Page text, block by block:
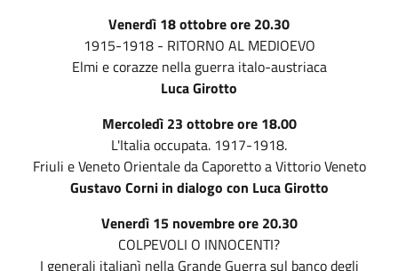
Venerdì 18 ottobre ore 20.30
1915-1918 - RITORNO AL MEDIOEVO
Elmi e corazze nella guerra italo-austriaca
Luca Girotto
Mercoledì 23 ottobre ore 18.00
L'Italia occupata. 1917-1918.
Friuli e Veneto Orientale da Caporetto a Vittorio Veneto
Gustavo Corni in dialogo con Luca Girotto
Venerdì 15 novembre ore 20.30
COLPEVOLI O INNOCENTI?
I generali italianì nella Grande Guerra sul banco degli